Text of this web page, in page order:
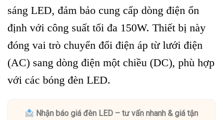
sáng LED, đảm bảo cung cấp dòng điện ổn
định với công suất tối đa 150W. Thiết bị này
đóng vai trò chuyển đổi điện áp từ lưới điện
(AC) sang dòng điện một chiều (DC), phù hợp
với các bóng đèn LED.
Nhận báo giá đèn LED – tư vấn nhanh & giá tận